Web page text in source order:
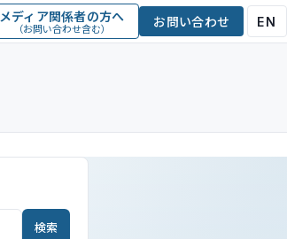
メディア関係者の方へ
（お問い合わせ含む） お問い合わせ EN
検索